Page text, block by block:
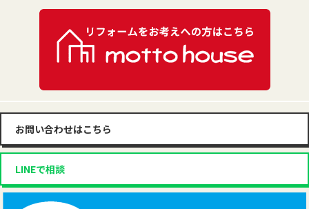
お問い合わせはこちら
LINEで相談